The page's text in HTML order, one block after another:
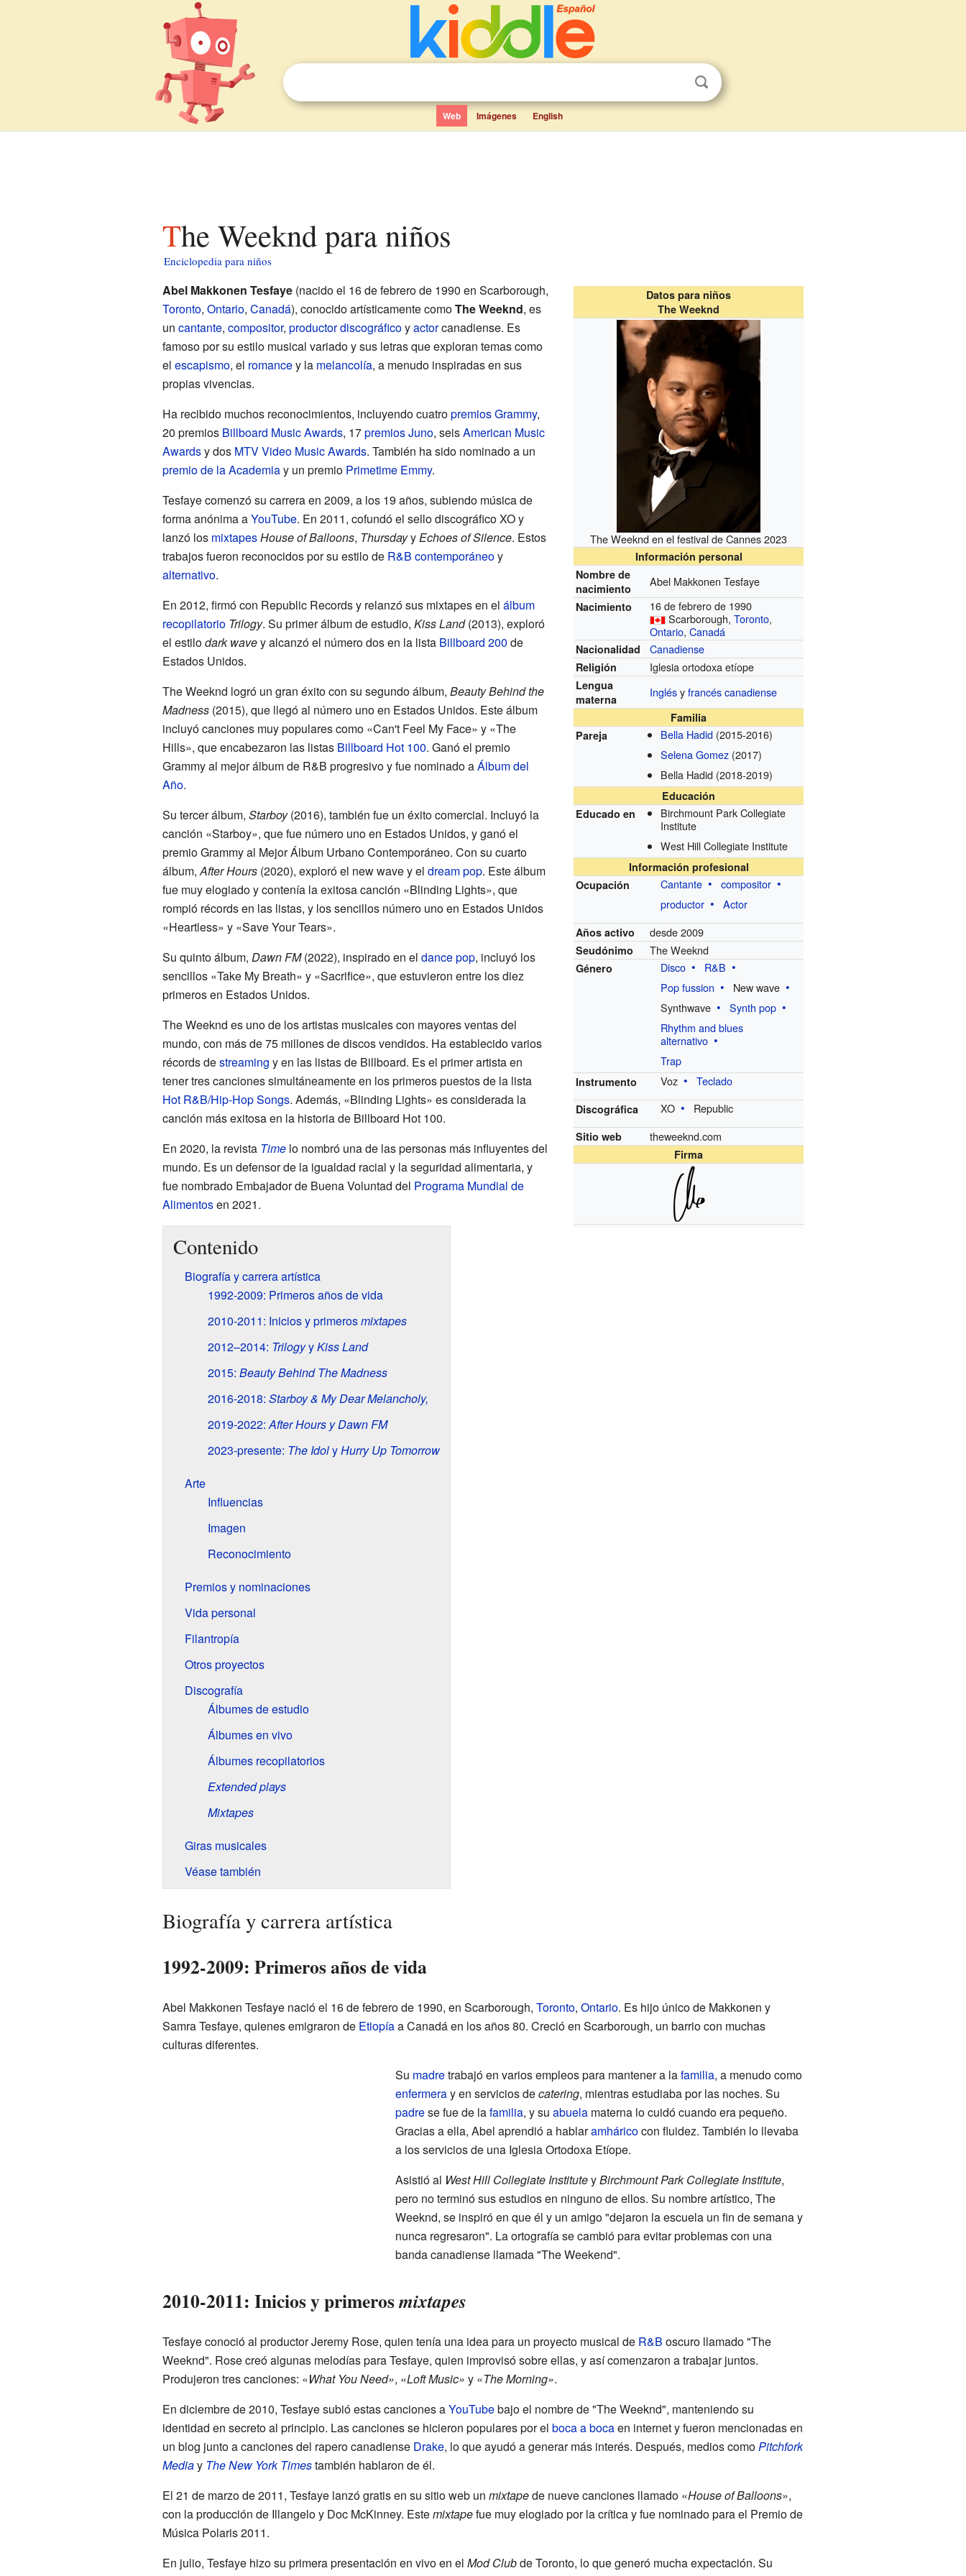
Web Imágenes English
The Weeknd para niños
Enciclopedia para niños
Datos para niños
The Weeknd
The Weeknd en el festival de Cannes 2023
Información personal
Nombre de
nacimiento
Abel Makkonen Tesfaye
Nacimiento
16 de febrero de 1990
Scarborough,Toronto,
Ontario,Canadá
Nacionalidad Canadiense
Religión Iglesia ortodoxa etíope
Lengua
materna
Inglésyfrancés canadiense
Familia
Pareja
Bella Hadid (2015-2016)
Selena Gomez (2017)
Bella Hadid (2018-2019)
Educación
Educado en
Birchmount Park Collegiate
Institute
West Hill Collegiate Institute
Información profesional
Ocupación
Cantante
compositor
productor
Actor
Años activo desde 2009
Seudónimo The Weeknd
Género Disco
R&B
Pop fussion
New wave
Synthwave
Synth pop
Rhythm and blues
alternativo
Trap
Instrumento Voz Teclado
Discográfica XO Republic
Sitio web theweeknd.com
Firma
Abel Makkonen Tesfaye(nacido el 16 de febrero de 1990 en Scarborough,
Toronto, Ontario, Canadá), conocido artísticamente comoThe Weeknd, es
un cantante, compositor, productor discográficoyactorcanadiense. Es
famoso por su estilo musical variado y sus letras que exploran temas como
el escapismo, el romancey la melancolía, a menudo inspiradas en sus
propias vivencias.
Ha recibido muchos reconocimientos, incluyendo cuatropremios Grammy,
20 premios Billboard Music Awards, 17premios Juno, seisAmerican Music
Awardsy dos MTV Video Music Awards. También ha sido nominado a un
premio de la Academiay un premio Primetime Emmy.
Tesfaye comenzó su carrera en 2009, a los 19 años, subiendo música de
forma anónima aYouTube. En 2011, cofundó el sello discográfico XO y
lanzó los mixtapesHouse of Balloons, ThursdayyEchoes of Silence. Estos
trabajos fueron reconocidos por su estilo de R&B contemporáneoy
alternativo.
En 2012, firmó con Republic Records y relanzó sus mixtapes en el álbum
recopilatorio Trilogy. Su primer álbum de estudio, Kiss Land(2013), exploró
el estilodark wavey alcanzó el número dos en la lista Billboard 200 de
Estados Unidos.
The Weeknd logró un gran éxito con su segundo álbum, Beauty Behind the
Madness(2015), que llegó al número uno en Estados Unidos. Este álbum
incluyó canciones muy populares como «Can't Feel My Face» y «The
Hills», que encabezaron las listas Billboard Hot 100. Ganó el premio
Grammy al mejor álbum de R&B progresivo y fue nominado aÁlbum del
Año.
Su tercer álbum, Starboy(2016), también fue un éxito comercial. Incluyó la
canción «Starboy», que fue número uno en Estados Unidos, y ganó el
premio Grammy al Mejor Álbum Urbano Contemporáneo. Con su cuarto
álbum,After Hours(2020), exploró el new wave y el dream pop. Este álbum
fue muy elogiado y contenía la exitosa canción «Blinding Lights», que
rompió récords en las listas, y los sencillos número uno en Estados Unidos
«Heartless» y «Save Your Tears».
Su quinto álbum, Dawn FM(2022), inspirado en el dance pop, incluyó los
sencillos «Take My Breath» y «Sacrifice», que estuvieron entre los diez
primeros en Estados Unidos.
The Weeknd es uno de los artistas musicales con mayores ventas del
mundo, con más de 75 millones de discos vendidos. Ha establecido varios
récords destreaming y en las listas de Billboard. Es el primer artista en
tener tres canciones simultáneamente en los primeros puestos de la lista
Hot R&B/Hip-Hop Songs. Además, «Blinding Lights» es considerada la
canción más exitosa en la historia de Billboard Hot 100.
En 2020, la revista Timelo nombró una de las personas más influyentes del
mundo. Es un defensor de la igualdad racial y la seguridad alimentaria, y
fue nombrado Embajador de Buena Voluntad del Programa Mundial de
Alimentosen 2021.
Contenido
Biografía y carrera artística
1992-2009: Primeros años de vida
2010-2011: Inicios y primerosmixtapes
2012–2014: TrilogyyKiss Land
2015: Beauty Behind The Madness
2016-2018: Starboy & My Dear Melancholy,
2019-2022:After Hours y Dawn FM
2023-presente: The IdolyHurry Up Tomorrow
Arte
Influencias
Imagen
Reconocimiento
Premios y nominaciones
Vida personal
Filantropía
Otros proyectos
Discografía
Álbumes de estudio
Álbumes en vivo
Álbumes recopilatorios
Extended plays
Mixtapes
Giras musicales
Véase también
Biografía y carrera artística
1992-2009: Primeros años de vida
Abel Makkonen Tesfaye nació el 16 de febrero de 1990, en Scarborough, Toronto, Ontario. Es hijo único de Makkonen y
Samra Tesfaye, quienes emigraron de Etiopíaa Canadá en los años 80. Creció en Scarborough, un barrio con muchas
culturas diferentes.
Su madretrabajó en varios empleos para mantener a lafamilia, a menudo como
enfermeray en servicios decatering, mientras estudiaba por las noches. Su
padrese fue de lafamilia, y su abuelamaterna lo cuidó cuando era pequeño.
Gracias a ella, Abel aprendió a hablaramháricocon fluidez. También lo llevaba
a los servicios de una Iglesia Ortodoxa Etíope.
Asistió al West Hill Collegiate InstituteyBirchmount Park Collegiate Institute,
pero no terminó sus estudios en ninguno de ellos. Su nombre artístico, The
Weeknd, se inspiró en que él y un amigo "dejaron la escuela un fin de semana y
nunca regresaron". La ortografía se cambió para evitar problemas con una
banda canadiense llamada "The Weekend".
2010-2011: Inicios y primerosmixtapes
Tesfaye conoció al productor Jeremy Rose, quien tenía una idea para un proyecto musical de R&B oscuro llamado "The
Weeknd". Rose creó algunas melodías para Tesfaye, quien improvisó sobre ellas, y así comenzaron a trabajar juntos.
Produjeron tres canciones: «What You Need», «Loft Music» y «The Morning».
En diciembre de 2010, Tesfaye subió estas canciones aYouTubebajo el nombre de "The Weeknd", manteniendo su
identidad en secreto al principio. Las canciones se hicieron populares por el boca a bocaen internet y fueron mencionadas en
un blog junto a canciones del rapero canadiense Drake, lo que ayudó a generar más interés. Después, medios comoPitchfork
Mediay The New York Timestambién hablaron de él.
El 21 de marzo de 2011, Tesfaye lanzó gratis en su sitio web un mixtapede nueve canciones llamado «House of Balloons»,
con la producción de Illangelo y Doc McKinney. Estemixtapefue muy elogiado por la crítica y fue nominado para el Premio de
Música Polaris 2011.
En julio, Tesfaye hizo su primera presentación en vivo en el Mod Clubde Toronto, lo que generó mucha expectación. Su